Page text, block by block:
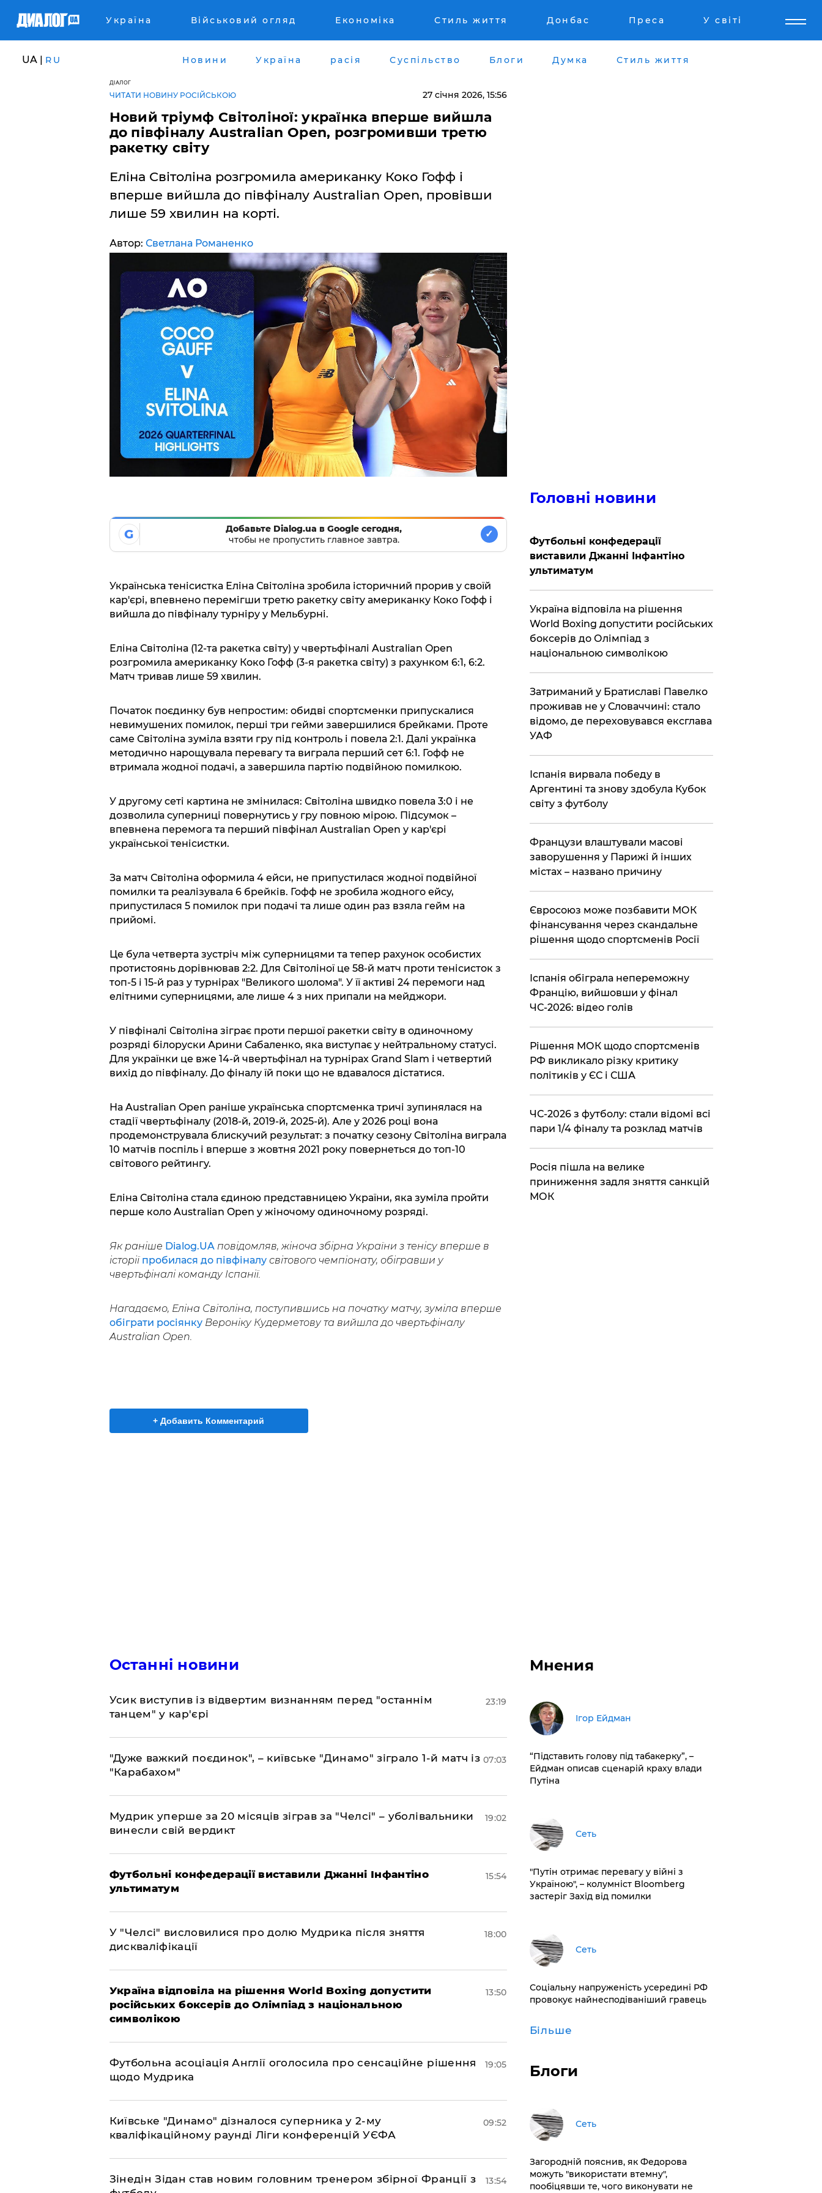
Україна Військовий огляд Економіка Стиль життя Донбас Преса У світі
UA | RU Новини Україна расія Суспільство Блоги Думка Стиль життя
ДІАЛОГ
ЧИТАТИ НОВИНУ РОСІЙСЬКОЮ 27 січня 2026, 15:56
Новий тріумф Світоліної: українка вперше вийшла
до півфіналу Australian Open, розгромивши третю
ракетку світу
Еліна Світоліна розгромила американку Коко Гофф і
вперше вийшла до півфіналу Australian Open, провівши
лише 59 хвилин на корті.
Автор: Светлана Романенко
G
Добавьте Dialog.ua в Google сегодня,
чтобы не пропустить главное завтра.
✓
Українська тенісистка Еліна Світоліна зробила історичний прорив у своїй
кар'єрі, впевнено перемігши третю ракетку світу американку Коко Гофф і
вийшла до півфіналу турніру у Мельбурні.
Еліна Світоліна (12-та ракетка світу) у чвертьфіналі Australian Open
розгромила американку Коко Гофф (3-я ракетка світу) з рахунком 6:1, 6:2.
Матч тривав лише 59 хвилин.
Початок поєдинку був непростим: обидві спортсменки припускалися
невимушених помилок, перші три гейми завершилися брейками. Проте
саме Світоліна зуміла взяти гру під контроль і повела 2:1. Далі українка
методично нарощувала перевагу та виграла перший сет 6:1. Гофф не
втримала жодної подачі, а завершила партію подвійною помилкою.
У другому сеті картина не змінилася: Світоліна швидко повела 3:0 і не
дозволила суперниці повернутись у гру повною мірою. Підсумок –
впевнена перемога та перший півфінал Australian Open у кар'єрі
української тенісистки.
За матч Світоліна оформила 4 ейси, не припустилася жодної подвійної
помилки та реалізувала 6 брейків. Гофф не зробила жодного ейсу,
припустилася 5 помилок при подачі та лише один раз взяла гейм на
прийомі.
Це була четверта зустріч між суперницями та тепер рахунок особистих
протистоянь дорівнював 2:2. Для Світоліної це 58-й матч проти тенісисток з
топ-5 і 15-й раз у турнірах "Великого шолома". У її активі 24 перемоги над
елітними суперницями, але лише 4 з них припали на мейджори.
У півфіналі Світоліна зіграє проти першої ракетки світу в одиночному
розряді білоруски Арини Сабаленко, яка виступає у нейтральному статусі.
Для українки це вже 14-й чвертьфінал на турнірах Grand Slam і четвертий
вихід до півфіналу. До фіналу їй поки що не вдавалося дістатися.
На Australian Open раніше українська спортсменка тричі зупинялася на
стадії чвертьфіналу (2018-й, 2019-й, 2025-й). Але у 2026 році вона
продемонструвала блискучий результат: з початку сезону Світоліна виграла
10 матчів поспіль і вперше з жовтня 2021 року повернеться до топ-10
світового рейтингу.
Еліна Світоліна стала єдиною представницею України, яка зуміла пройти
перше коло Australian Open у жіночому одиночному розряді.
Як раніше Dialog.UAповідомляв, жіноча збірна України з тенісу вперше в
історії пробилася до півфіналусвітового чемпіонату, обігравши у
чвертьфіналі команду Іспанії.
Нагадаємо, Еліна Світоліна, поступившись на початку матчу, зуміла вперше
обіграти росіянкуВероніку Кудерметову та вийшла до чвертьфіналу
Australian Open.
+ Добавить Комментарий
Останні новини
​Усик виступив із відвертим визнанням перед "останнім
танцем" у кар'єрі
23:19
"Дуже важкий поєдинок", – київське "Динамо" зіграло 1-й матч із
"Карабахом"
07:03
​Мудрик уперше за 20 місяців зіграв за "Челсі" – уболівальники
винесли свій вердикт
19:02
Футбольні конфедерації виставили Джанні Інфантіно
ультиматум
15:54
У "Челсі" висловилися про долю Мудрика після зняття
дискваліфікації
18:00
Україна відповіла на рішення World Boxing допустити
російських боксерів до Олімпіад з національною
символікою
13:50
​Футбольна асоціація Англії оголосила про сенсаційне рішення
щодо Мудрика
19:05
Київське "Динамо" дізналося суперника у 2-му
кваліфікаційному раунді Ліги конференцій УЄФА
09:52
​Зінедін Зідан став новим головним тренером збірної Франції з
13:54
Головні новини
Футбольні конфедерації
виставили Джанні Інфантіно
ультиматум
Україна відповіла на рішення
World Boxing допустити російських
боксерів до Олімпіад з
національною символікою
Затриманий у Братиславі Павелко
проживав не у Словаччині: стало
відомо, де переховувався ексглава
УАФ
Іспанія вирвала победу в
Аргентині та знову здобула Кубок
світу з футболу
Французи влаштували масові
заворушення у Парижі й інших
містах – названо причину
Євросоюз може позбавити МОК
фінансування через скандальне
рішення щодо спортсменів Росії
Іспанія обіграла непереможну
Францію, вийшовши у фінал
ЧС-2026: відео голів
Рішення МОК щодо спортсменів
РФ викликало різку критику
політиків у ЄС і США
ЧС-2026 з футболу: стали відомі всі
пари 1/4 фіналу та розклад матчів
Росія пішла на велике
приниження задля зняття санкцій
МОК
Мнения
Ігор Ейдман
​“Підставить голову під табакерку”, –
Ейдман описав сценарій краху влади
Путіна
Сеть
"Путін отримає перевагу у війні з
Україною", – колумніст Bloomberg
застеріг Захід від помилки
Сеть
Соціальну напруженість усередині РФ
провокує найнесподіваніший гравець
Більше
Блоги
Сеть
Загородній пояснив, як Федорова
можуть "використати втемну",
пообіцявши те, чого виконувати не